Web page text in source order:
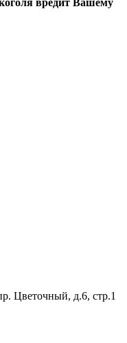
вредит Вашему
Цветочный, д.6, стр.1